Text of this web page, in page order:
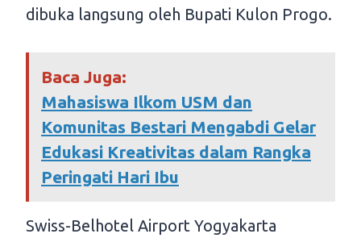
dibuka langsung oleh Bupati Kulon Progo.
Baca Juga:
Mahasiswa Ilkom USM dan
Komunitas Bestari Mengabdi Gelar
Edukasi Kreativitas dalam Rangka
Peringati Hari Ibu
Swiss-Belhotel Airport Yogyakarta